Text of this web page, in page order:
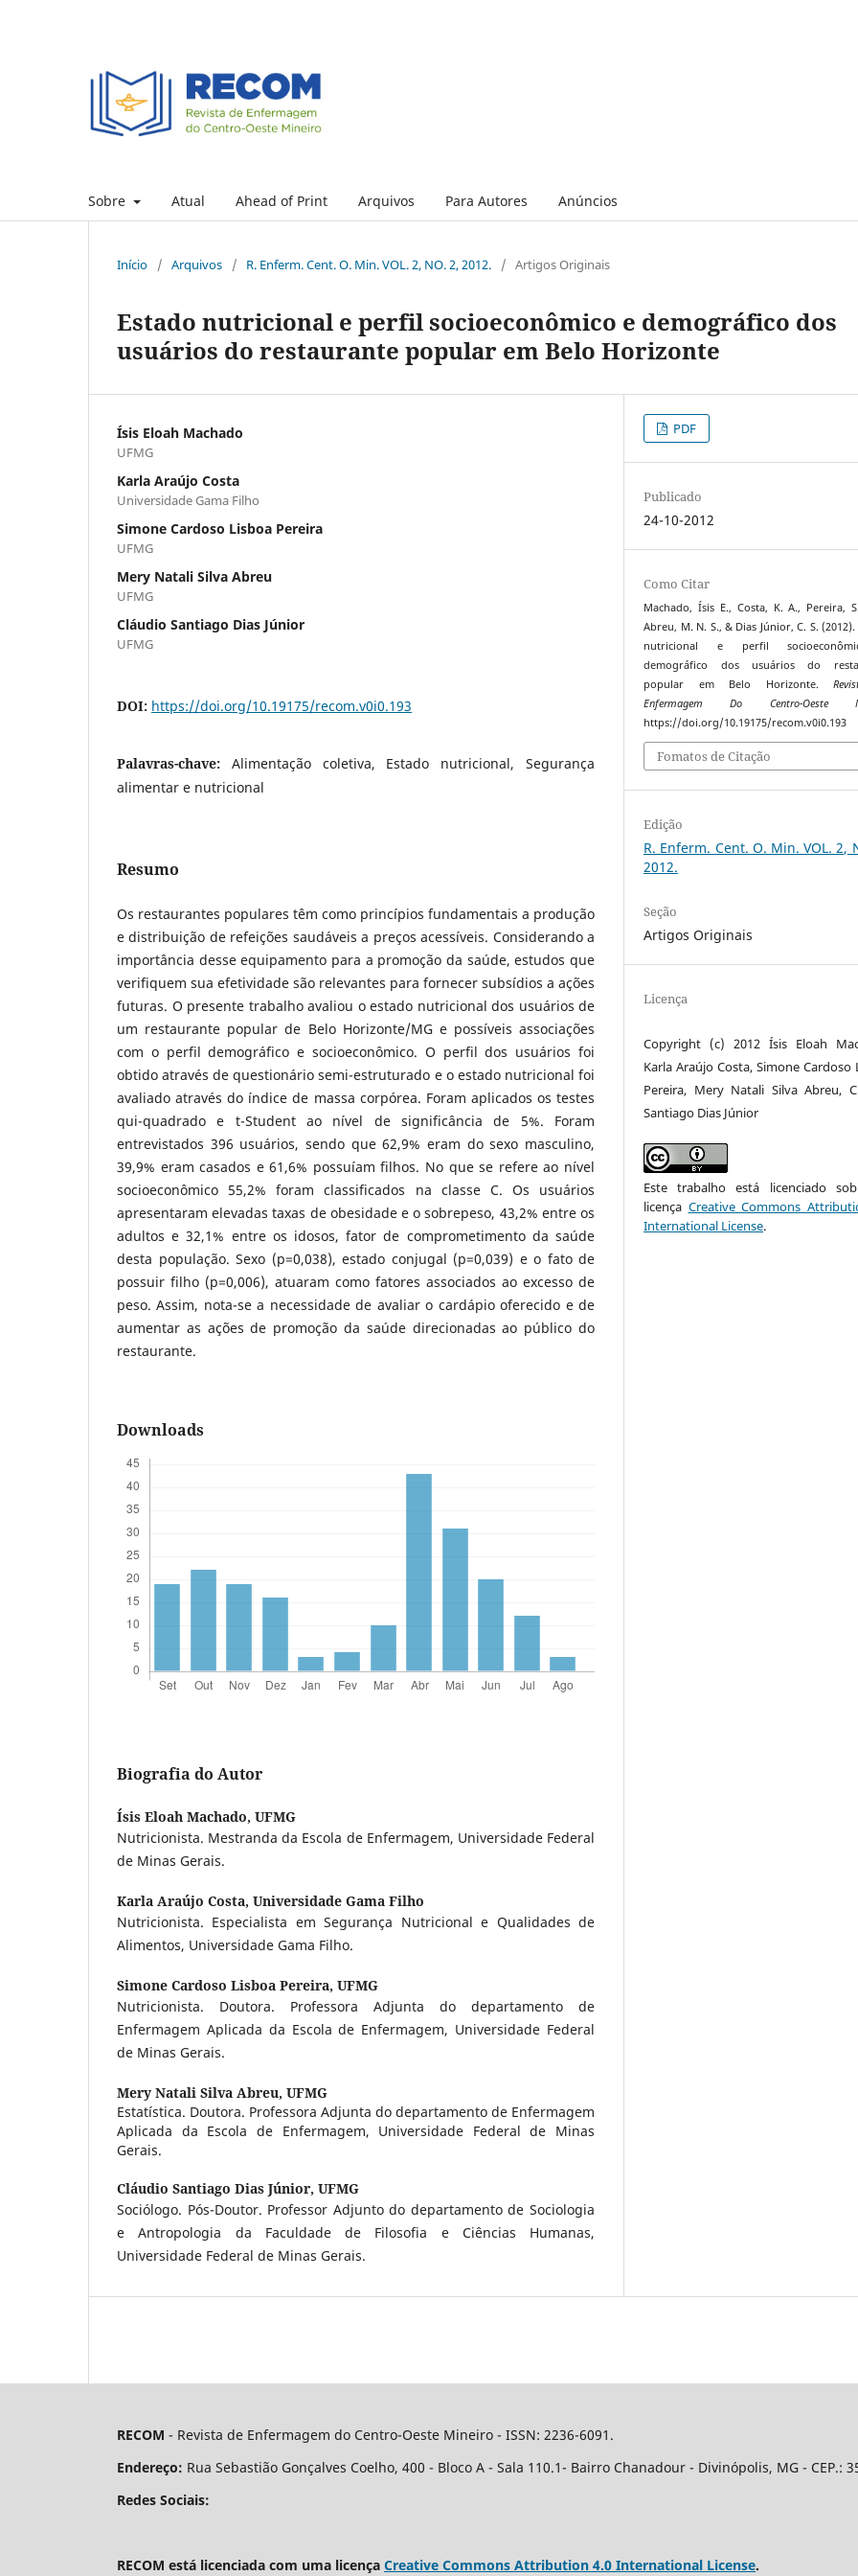
Sobre Atual Ahead of Print Arquivos Para Autores Anúncios
Início / Arquivos / R. Enferm. Cent. O. Min. VOL. 2, NO. 2, 2012. / Artigos Originais
Estado nutricional e perfil socioeconômico e demográfico dos
usuários do restaurante popular em Belo Horizonte
Ísis Eloah Machado
UFMG
Karla Araújo Costa
Universidade Gama Filho
Simone Cardoso Lisboa Pereira
UFMG
Mery Natali Silva Abreu
UFMG
Cláudio Santiago Dias Júnior
UFMG
DOI: https://doi.org/10.19175/recom.v0i0.193
Palavras-chave: Alimentação coletiva, Estado nutricional, Segurança
alimentar e nutricional
Resumo
Os restaurantes populares têm como princípios fundamentais a produção
e distribuição de refeições saudáveis a preços acessíveis. Considerando a
importância desse equipamento para a promoção da saúde, estudos que
verifiquem sua efetividade são relevantes para fornecer subsídios a ações
futuras. O presente trabalho avaliou o estado nutricional dos usuários de
um restaurante popular de Belo Horizonte/MG e possíveis associações
com o perfil demográfico e socioeconômico. O perfil dos usuários foi
obtido através de questionário semi-estruturado e o estado nutricional foi
avaliado através do índice de massa corpórea. Foram aplicados os testes
qui-quadrado e t-Student ao nível de significância de 5%. Foram
entrevistados 396 usuários, sendo que 62,9% eram do sexo masculino,
39,9% eram casados e 61,6% possuíam filhos. No que se refere ao nível
socioeconômico 55,2% foram classificados na classe C. Os usuários
apresentaram elevadas taxas de obesidade e o sobrepeso, 43,2% entre os
adultos e 32,1% entre os idosos, fator de comprometimento da saúde
desta população. Sexo (p=0,038), estado conjugal (p=0,039) e o fato de
possuir filho (p=0,006), atuaram como fatores associados ao excesso de
peso. Assim, nota-se a necessidade de avaliar o cardápio oferecido e de
aumentar as ações de promoção da saúde direcionadas ao público do
restaurante.
Downloads
Biografia do Autor
Ísis Eloah Machado, UFMG
Nutricionista. Mestranda da Escola de Enfermagem, Universidade Federal
de Minas Gerais.
Karla Araújo Costa, Universidade Gama Filho
Nutricionista. Especialista em Segurança Nutricional e Qualidades de
Alimentos, Universidade Gama Filho.
Simone Cardoso Lisboa Pereira, UFMG
Nutricionista. Doutora. Professora Adjunta do departamento de
Enfermagem Aplicada da Escola de Enfermagem, Universidade Federal
de Minas Gerais.
Mery Natali Silva Abreu, UFMG
Estatística. Doutora. Professora Adjunta do departamento de Enfermagem
Aplicada da Escola de Enfermagem, Universidade Federal de Minas
Gerais.
Cláudio Santiago Dias Júnior, UFMG
Sociólogo. Pós-Doutor. Professor Adjunto do departamento de Sociologia
e Antropologia da Faculdade de Filosofia e Ciências Humanas,
Universidade Federal de Minas Gerais.
PDF
Publicado
24-10-2012
Como Citar
Machado, Ísis E., Costa, K. A., Pereira,
Abreu, M. N. S., & Dias Júnior, C. S. (2012).
nutricional e perfil
demográfico dos usuários do
popular em Belo Horizonte.
Enfermagem Do Centro-Oeste
https://doi.org/10.19175/recom.v0i0.193
Fomatos de Citação
Edição
R. Enferm. Cent. O. Min. VOL. 2,
2012.
Seção
Artigos Originais
Licença
Copyright (c) 2012 Ísis Eloah
Karla Araújo Costa, Simone Cardoso
Pereira, Mery Natali Silva Abreu,
Santiago Dias Júnior
Este trabalho está licenciado
licença Creative Commons
International License.
RECOM - Revista de Enfermagem do Centro-Oeste Mineiro - ISSN: 2236-6091.
Endereço: Rua Sebastião Gonçalves Coelho, 400 - Bloco A - Sala 110.1- Bairro Chanadour - Divinópolis, MG - CEP.:
Redes Sociais:
RECOM está licenciada com uma licença Creative Commons Attribution 4.0 International License.